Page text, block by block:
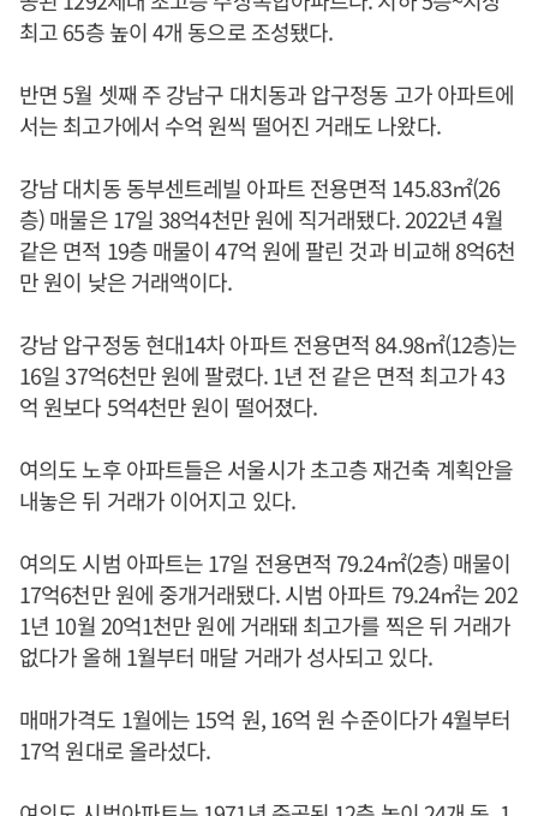
최고 65층 높이 4개 동으로 조성됐다.
반면 5월 셋째 주 강남구 대치동과 압구정동 고가 아파트에
서는 최고가에서 수억 원씩 떨어진 거래도 나왔다.
강남 대치동 동부센트레빌 아파트 전용면적 145.83㎡(26
층) 매물은 17일 38억4천만 원에 직거래됐다. 2022년 4월
같은 면적 19층 매물이 47억 원에 팔린 것과 비교해 8억6천
만 원이 낮은 거래액이다.
강남 압구정동 현대14차 아파트 전용면적 84.98㎡(12층)는
16일 37억6천만 원에 팔렸다. 1년 전 같은 면적 최고가 43
억 원보다 5억4천만 원이 떨어졌다.
여의도 노후 아파트들은 서울시가 초고층 재건축 계획안을
내놓은 뒤 거래가 이어지고 있다.
여의도 시범 아파트는 17일 전용면적 79.24㎡(2층) 매물이
17억6천만 원에 중개거래됐다. 시범 아파트 79.24㎡는 202
1년 10월 20억1천만 원에 거래돼 최고가를 찍은 뒤 거래가
없다가 올해 1월부터 매달 거래가 성사되고 있다.
매매가격도 1월에는 15억 원, 16억 원 수준이다가 4월부터
17억 원대로 올라섰다.